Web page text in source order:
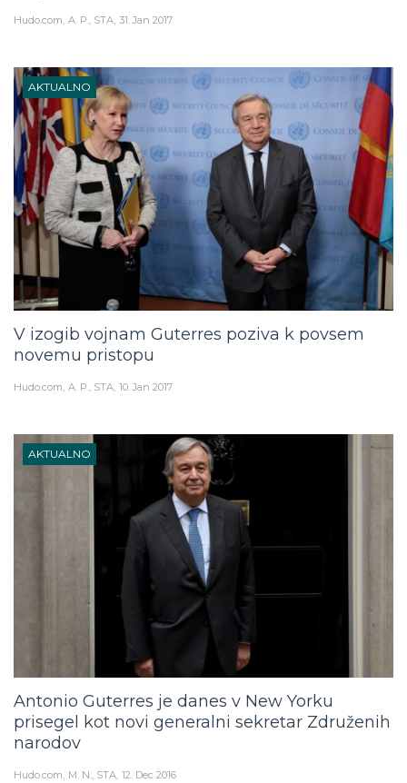
Hudo.com A. P., STA 31. Jan 2017
AKTUALNO
V izogib vojnam Guterres poziva k povsem
novemu pristopu
Hudo.com A. P., STA 10. Jan 2017
AKTUALNO
Antonio Guterres je danes v New Yorku
prisegel kot novi generalni sekretar Združenih
narodov
Hudo.com M. N., STA 12. Dec 2016